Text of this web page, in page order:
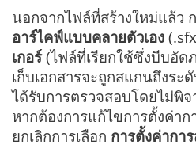
นอกจากไฟล์ที่สร้างใหม่แล้ว
อาร์ไคฟ์แบบคลายตัวเอง
เกอร์(ไฟล์ที่เรียกใช้ซึ่งบีบอัด
เก็บเอกสารจะถูกสแกนถึงร
ได้รับการตรวจสอบโดยไม่พิ
หากต้องการแก้ไขการตั้งค่า
ยกเลิกการเลือก การตั้งค่ากา